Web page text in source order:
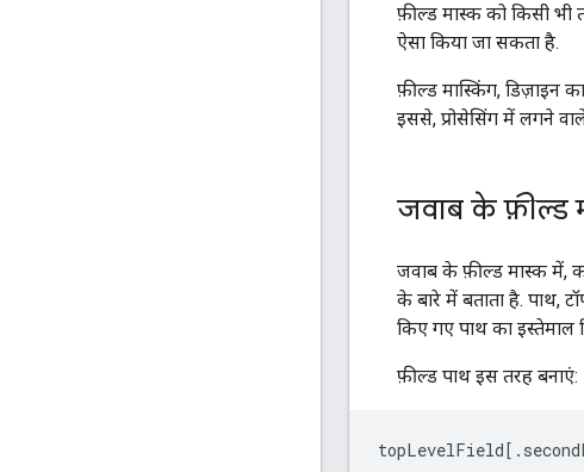
फ़ील्ड मास्क को किसी भी
ऐसा किया जा सकता है.
फ़ील्ड मास्किंग, डिज़ाइन
इससे, प्रोसेसिंग में लगने
जवाब के फ़ील्ड
जवाब के फ़ील्ड मास्क में,
के बारे में बताता है. पाथ,
किए गए पाथ का इस्तेमाल
फ़ील्ड पाथ इस तरह बनाएं: